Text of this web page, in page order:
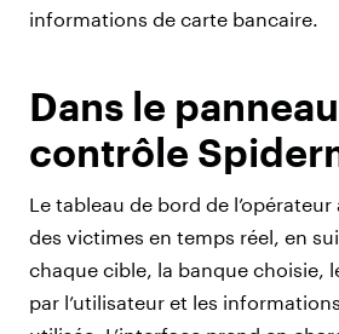
informations de carte bancaire.
Dans le
contrôle
Le tableau de bord de
des victimes en temps réel, en
chaque cible, la banque choisie,
par l’utilisateur et les